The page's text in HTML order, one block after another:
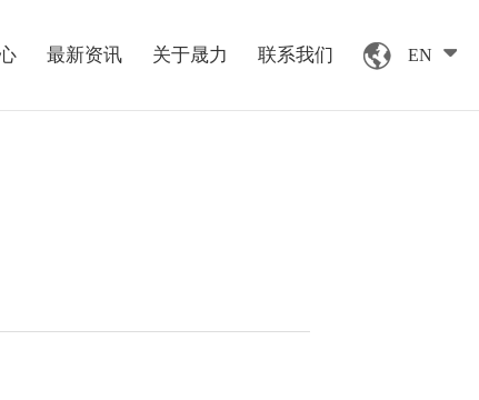
最新资讯 关于晟力 联系我们 EN